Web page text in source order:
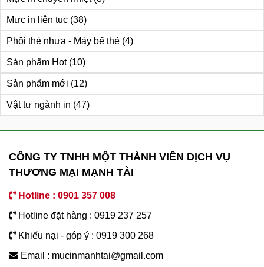
Mực in liên tục (38)
Phôi thẻ nhựa - Máy bế thẻ (4)
Sản phẩm Hot (10)
Sản phẩm mới (12)
Vật tư ngành in (47)
CÔNG TY TNHH MỘT THÀNH VIÊN DỊCH VỤ
THƯƠNG MẠI MẠNH TÀI
Hotline : 0901 357 008
Hotline đặt hàng : 0919 237 257
Khiếu nại - góp ý : 0919 300 268
Email : mucinmanhtai@gmail.com